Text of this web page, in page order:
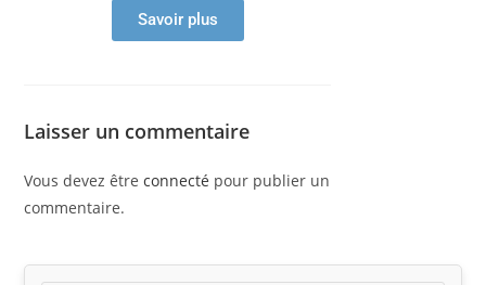
Savoir plus
Laisser un commentaire
Vous devez êtreconnecté pour publier un
commentaire.